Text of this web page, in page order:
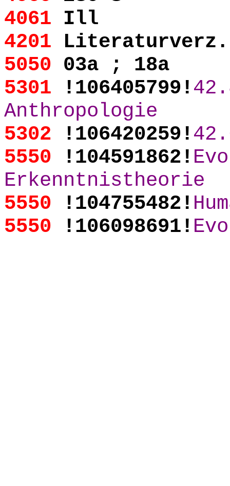
4061 Ill
4201
5050 03a ; 18a
5301 !106405799!
Anthropologie
5302 !106420259!
5550 !104591862!
Erkenntnistheorie
5550 !104755482!
5550 !106098691!